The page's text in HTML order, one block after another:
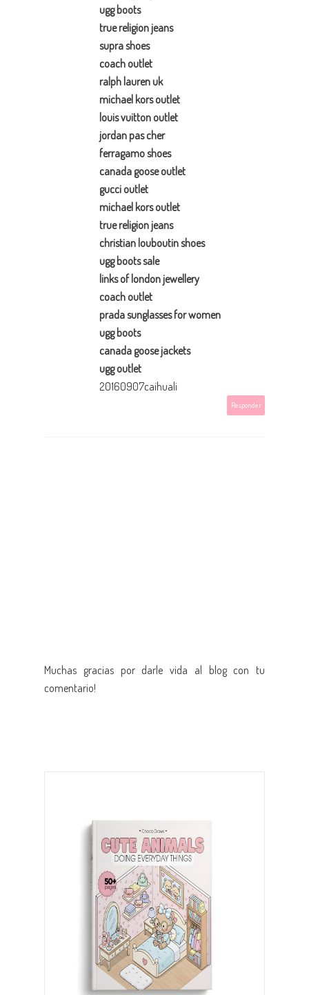
ugg boots
true religion jeans
supra shoes
coach outlet
ralph lauren uk
michael kors outlet
louis vuitton outlet
jordan pas cher
ferragamo shoes
canada goose outlet
gucci outlet
michael kors outlet
true religion jeans
christian louboutin shoes
ugg boots sale
links of london jewellery
coach outlet
prada sunglasses for women
ugg boots
canada goose jackets
ugg outlet
20160907caihuali
Responder
Muchas gracias por darle vida al blog con tu
comentario!